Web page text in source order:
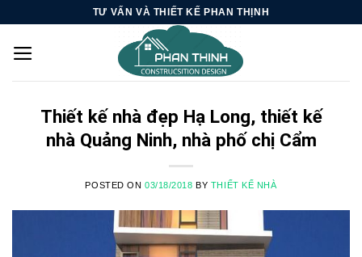
content
TƯ VẤN VÀ THIẾT KẾ PHAN THỊNH
Thiết kế nhà đẹp Hạ Long, thiết kế
nhà Quảng Ninh, nhà phố chị Cẩm
POSTED ON 03/18/2018 BY THIẾT KẾ NHÀ